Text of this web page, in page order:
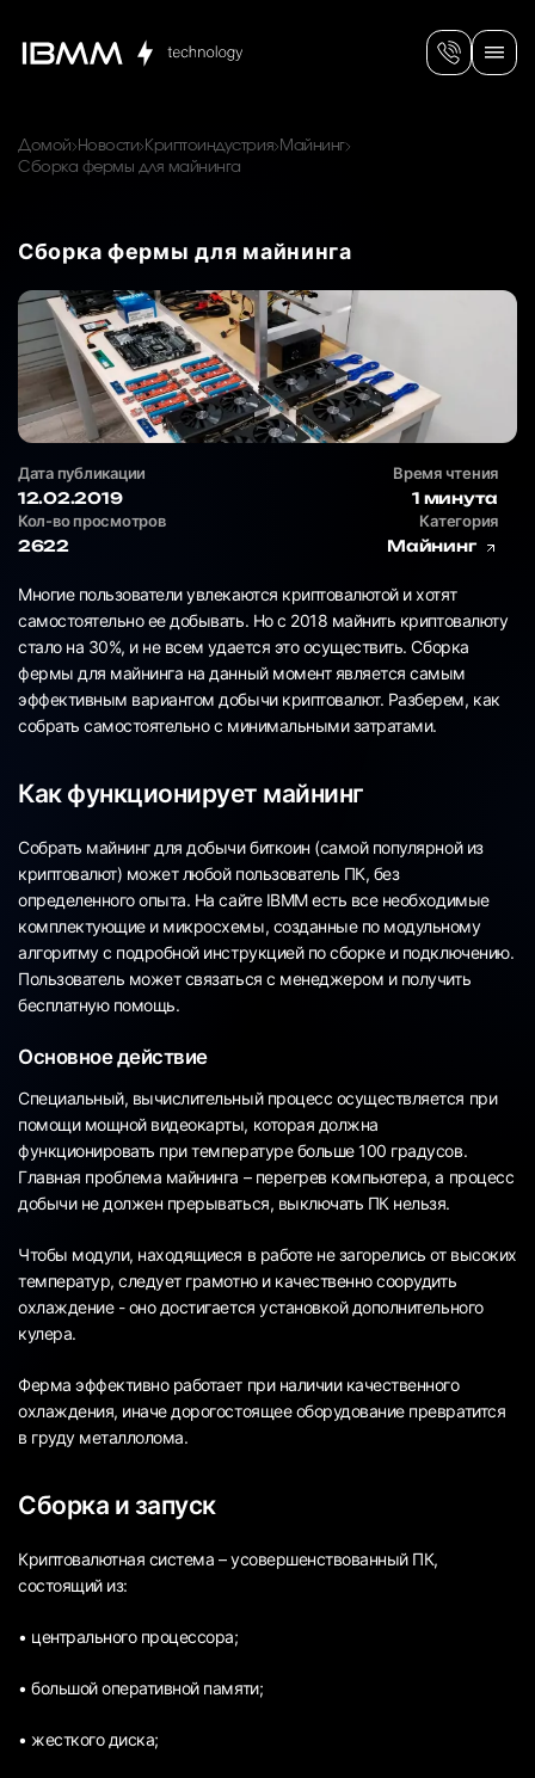
Домой Новости Криптоиндустрия Майнинг
Сборка фермы для майнинга
Сборка фермы для майнинга
Дата публикации
12.02.2019
Время чтения
1 минута
Кол-во просмотров
2622
Категория
Майнинг
Многие пользователи увлекаются криптовалютой и хотят
самостоятельно ее добывать. Но с 2018 майнить криптовалюту
стало на 30%, и не всем удается это осуществить. Сборка
фермы для майнинга на данный момент является самым
эффективным вариантом добычи криптовалют. Разберем, как
собрать самостоятельно с минимальными затратами.
Как функционирует майнинг
Собрать майнинг для добычи биткоин (самой популярной из
криптовалют) может любой пользователь ПК, без
определенного опыта. На сайте IBMM есть все необходимые
комплектующие и микросхемы, созданные по модульному
алгоритму с подробной инструкцией по сборке и подключению.
Пользователь может связаться с менеджером и получить
бесплатную помощь.
Основное действие
Специальный, вычислительный процесс осуществляется при
помощи мощной видеокарты, которая должна
функционировать при температуре больше 100 градусов.
Главная проблема майнинга – перегрев компьютера, а процесс
добычи не должен прерываться, выключать ПК нельзя.
Чтобы модули, находящиеся в работе не загорелись от высоких
температур, следует грамотно и качественно соорудить
охлаждение - оно достигается установкой дополнительного
кулера.
Ферма эффективно работает при наличии качественного
охлаждения, иначе дорогостоящее оборудование превратится
в груду металлолома.
Сборка и запуск
Криптовалютная система – усовершенствованный ПК,
состоящий из:
• центрального процессора;
• большой оперативной памяти;
• жесткого диска;